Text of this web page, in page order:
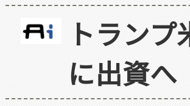
トラン
に出資へ